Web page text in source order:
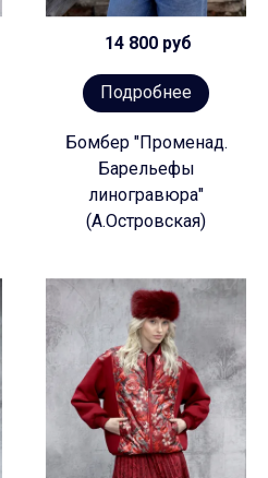
14 800 руб
Подробнее
Бомбер "Променад.
Барельефы
линогравюра"
(А.Островская)